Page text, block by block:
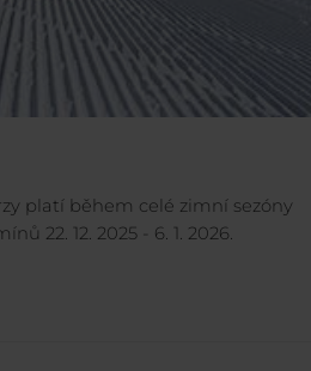
platí během celé zimní sezóny
22. 12. 2025 - 6. 1. 2026.